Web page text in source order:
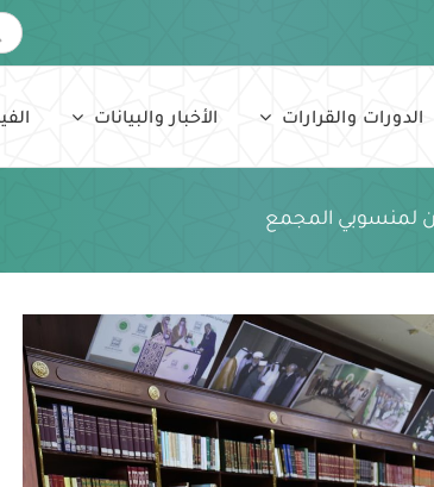
عن:
الدورات والقرارات الأخبار والبيانات
لمنسوبي المجمع